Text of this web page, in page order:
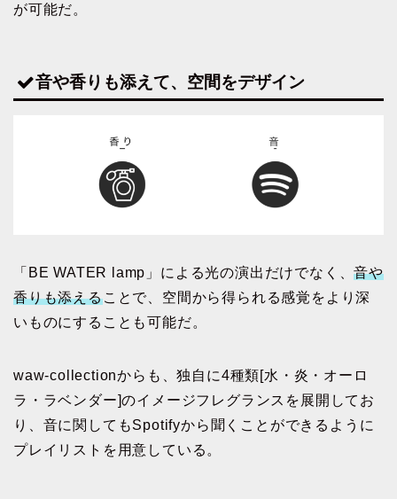
が可能だ。
音や香りも添えて、空間をデザイン
「BE WATER lamp」による光の演出だけでなく、音や
香りも添えることで、空間から得られる感覚をより深
いものにすることも可能だ。
waw-collectionからも、独自に4種類[水・炎・オーロ
ラ・ラベンダー]のイメージフレグランスを展開してお
り、音に関してもSpotifyから聞くことができるように
プレイリストを用意している。